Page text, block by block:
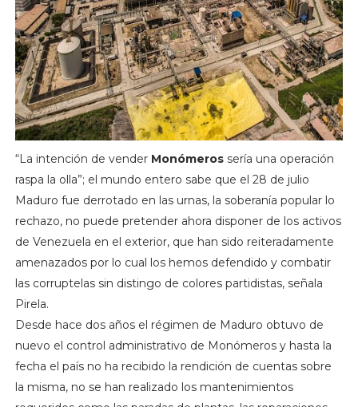
“La intención de venderMonómerossería una operación
raspa la olla”; el mundo entero sabe que el 28 de julio
Maduro fue derrotado en las urnas, la soberanía popular lo
rechazo, no puede pretender ahora disponer de los activos
de Venezuela en el exterior, que han sido reiteradamente
amenazados por lo cual los hemos defendido y combatir
las corruptelas sin distingo de colores partidistas, señala
Pirela.
Desde hace dos años el régimen de Maduro obtuvo de
nuevo el control administrativo de Monómeros y hasta la
fecha el país no ha recibido la rendición de cuentas sobre
la misma, no se han realizado los mantenimientos